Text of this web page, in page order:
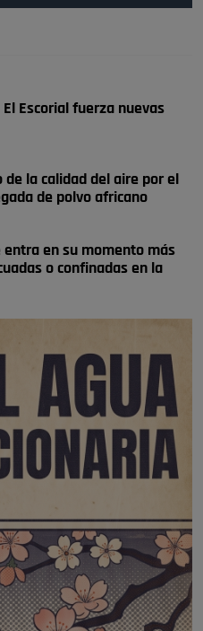
comisario de la …
de la …
Escorial fuerza nuevas
la calidad del aire por el
de polvo africano
entra en su momento más
o confinadas en la